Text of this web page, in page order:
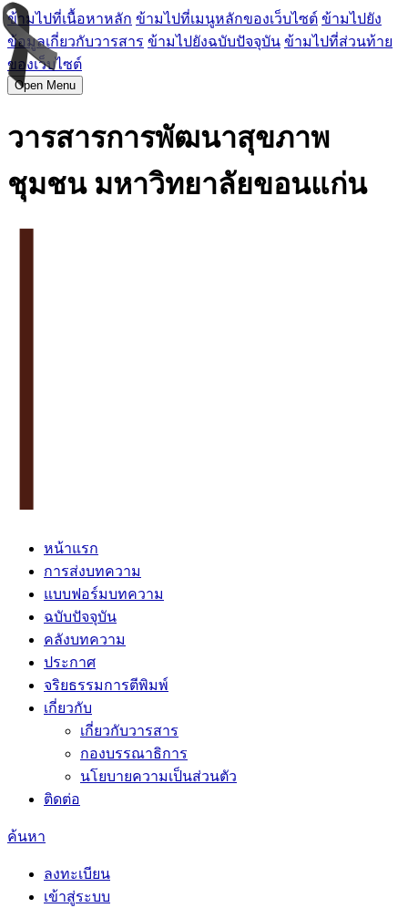
ข้ามไปที่เนื้อหาหลัก ข้ามไปที่เมนูหลักของเว็บไซต์ ข้ามไปยัง
ข้อมูลเกี่ยวกับวารสาร ข้ามไปยังฉบับปัจจุบัน ข้ามไปที่ส่วนท้าย
ของเว็บไซต์
Open Menu
วารสารการพัฒนาสุขภาพ
ชุมชน มหาวิทยาลัยขอนแก่น
หน้าแรก
การส่งบทความ
แบบฟอร์มบทความ
ฉบับปัจจุบัน
คลังบทความ
ประกาศ
จริยธรรมการตีพิมพ์
เกี่ยวกับ
เกี่ยวกับวารสาร
กองบรรณาธิการ
นโยบายความเป็นส่วนตัว
ติดต่อ
ค้นหา
ลงทะเบียน
เข้าสู่ระบบ